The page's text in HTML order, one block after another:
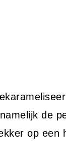
de
op een